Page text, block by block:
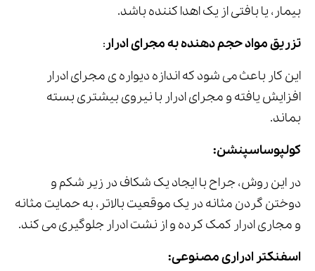
بیمار، یا بافتی از یک اهدا کننده باشد.
تزریق مواد حجم‌ دهنده به مجرای ادرار:
این کار باعث می ‌شود که اندازه دیواره ی مجرای ادرار
افزایش یافته و مجرای ادرار با نیروی بیشتری بسته
بماند.
کولپوساسپنشن:
در این روش، جراح با ایجاد یک شکاف در زیر شکم و
دوختن گردن مثانه در یک موقعیت بالاتر، به حمایت مثانه
و مجاری ادرار کمک کرده و از نشت ادرار جلوگیری می کند.
اسفنکتر ادراری مصنوعی: